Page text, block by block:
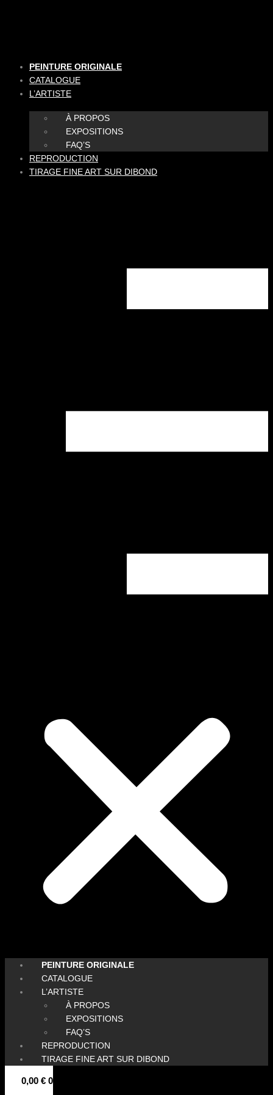
PEINTURE ORIGINALE
CATALOGUE
L’ARTISTE
À PROPOS
EXPOSITIONS
FAQ’S
REPRODUCTION
TIRAGE FINE ART SUR DIBOND
PEINTURE ORIGINALE
CATALOGUE
L’ARTISTE
À PROPOS
EXPOSITIONS
FAQ’S
REPRODUCTION
TIRAGE FINE ART SUR DIBOND
0,00 € 0